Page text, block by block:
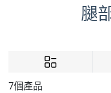
腿
7個產品